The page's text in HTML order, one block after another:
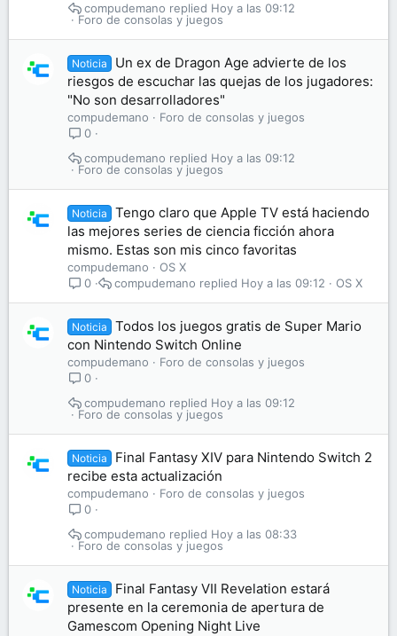
Foro de consolas y juegos
Hoy a las 09:12
compudemano
Noticia
Un ex de Dragon Age advierte de los
riesgos de escuchar las quejas de los jugadores:
"No son desarrolladores"
compudemano
Foro de consolas y juegos
0
Foro de consolas y juegos
Hoy a las 09:12
compudemano
Noticia
Tengo claro que Apple TV está haciendo
las mejores series de ciencia ficción ahora
mismo. Estas son mis cinco favoritas
compudemano
OS X
0
OS X
Hoy a las 09:12
compudemano
Noticia
Todos los juegos gratis de Super Mario
con Nintendo Switch Online
compudemano
Foro de consolas y juegos
0
Foro de consolas y juegos
Hoy a las 09:12
compudemano
Noticia
Final Fantasy XIV para Nintendo Switch 2
recibe esta actualización
compudemano
Foro de consolas y juegos
0
Foro de consolas y juegos
Hoy a las 08:33
compudemano
Noticia
Final Fantasy VII Revelation estará
presente en la ceremonia de apertura de
Gamescom Opening Night Live